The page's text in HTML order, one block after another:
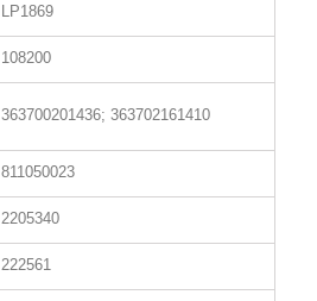
LP1869
108200
363700201436; 363702161410
811050023
2205340
222561